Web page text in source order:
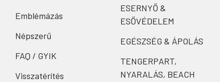
Emblémázás
Népszerű
FAQ / GYIK
Visszatérítés
ESERNYŐ &
ESŐVÉDELEM
EGÉSZSÉG & ÁPOLÁS
TENGERPART,
NYARALÁS, BEACH